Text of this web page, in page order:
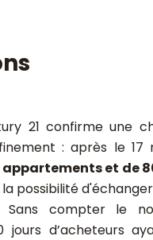
21 confirme une
: après le 17
et de
possibilité
Sans compter le
d’acheteurs